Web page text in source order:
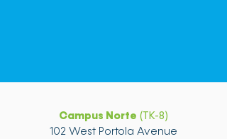
Campus Norte (TK-8)
102 West Portola Avenue